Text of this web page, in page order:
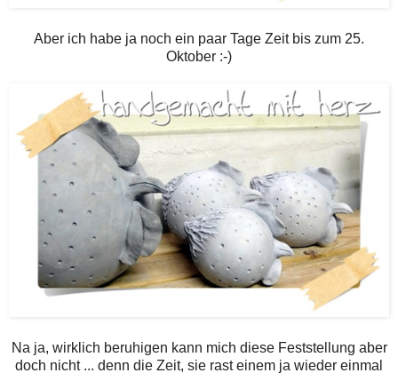
Aber ich habe ja noch ein paar Tage Zeit bis zum 25.
Oktober :-)
Na ja, wirklich beruhigen kann mich diese Feststellung aber
doch nicht ... denn die Zeit, sie rast einem ja wieder einmal